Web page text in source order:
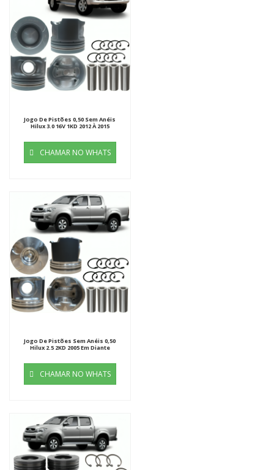
Jogo De Pistões 0,50 Sem Anéis
Hilux 3.0 16V 1KD 2012 À 2015
CHAMAR NO WHATS
Jogo De Pistões Sem Anéis 0,50
Hilux 2.5 2KD 2005 Em Diante
CHAMAR NO WHATS